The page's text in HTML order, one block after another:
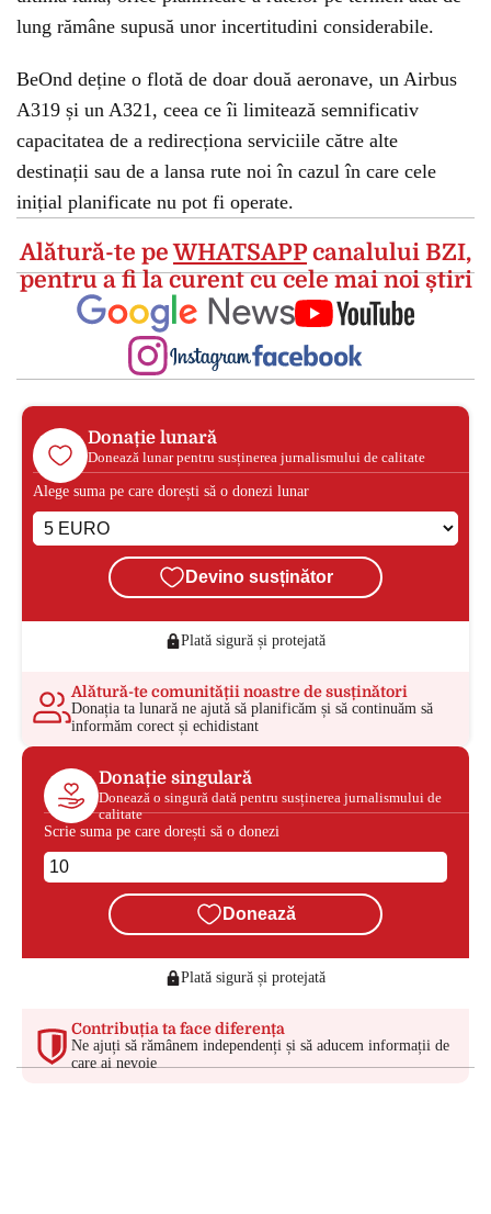
lung rămâne supusă unor incertitudini considerabile.
BeOnd deține o flotă de doar două aeronave, un Airbus
A319 și un A321, ceea ce îi limitează semnificativ
capacitatea de a redirecționa serviciile către alte
destinații sau de a lansa rute noi în cazul în care cele
inițial planificate nu pot fi operate.
Alătură-te peWHATSAPPcanalului BZI,
pentru a fi la curent cu cele mai noi știri
Donație lunară
Donează lunar pentru susținerea jurnalismului de calitate
Alege suma pe care dorești să o donezi lunar
Devino susținător
Plată sigură și protejată
Alătură-te comunității noastre de susținători
Donația ta lunară ne ajută să planificăm și să continuăm să
informăm corect și echidistant
Donație singulară
Donează o singură dată pentru susținerea jurnalismului de
calitate
Scrie suma pe care dorești să o donezi
Donează
Plată sigură și protejată
Contribuția ta face diferența
Ne ajuți să rămânem independenți și să aducem informații de
care ai nevoie